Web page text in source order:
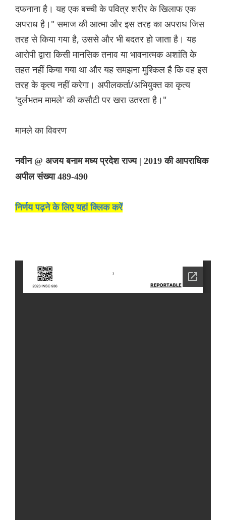
दफनाना है। यह एक बच्ची के पवित्र शरीर के खिलाफ एक
अपराध है।" समाज की आत्मा और इस तरह का अपराध जिस
तरह से किया गया है, उससे और भी बदतर हो जाता है। यह
आरोपी द्वारा किसी मानसिक तनाव या भावनात्मक अशांति के
तहत नहीं किया गया था और यह समझना मुश्किल है कि वह इस
तरह के कृत्य नहीं करेगा। अपीलकर्ता/अभियुक्त का कृत्य
'दुर्लभतम मामले' की कसौटी पर खरा उतरता है।"
मामले का विवरण
नवीन @ अजय बनाम मध्य प्रदेश राज्य | 2019 की आपराधिक
अपील संख्या 489-490
निर्णय पढ़ने के लिए यहां क्लिक करें